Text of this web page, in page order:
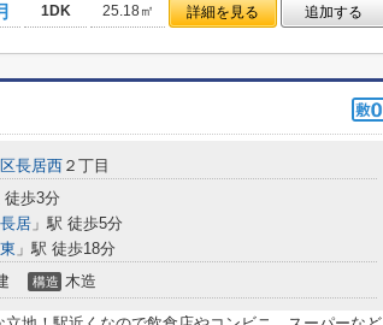
1DK 25.18㎡ 詳細を見る 追加する
長居西 ２丁目
徒歩3分
長居 」駅 徒歩5分
」駅 徒歩18分
構造 木造